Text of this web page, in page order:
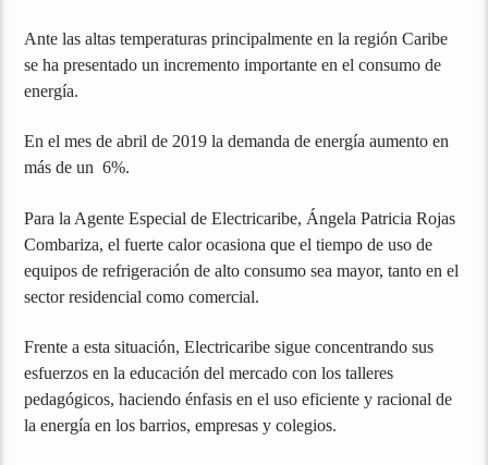
Ante las altas temperaturas principalmente en la región Caribe
se ha presentado un incremento importante en el consumo de
energía.
En el mes de abril de 2019 la demanda de energía aumento en
más de un 6%.
Para la Agente Especial de Electricaribe, Ángela Patricia Rojas
Combariza, el fuerte calor ocasiona que el tiempo de uso de
equipos de refrigeración de alto consumo sea mayor, tanto en el
sector residencial como comercial.
Frente a esta situación, Electricaribe sigue concentrando sus
esfuerzos en la educación del mercado con los talleres
pedagógicos, haciendo énfasis en el uso eficiente y racional de
la energía en los barrios, empresas y colegios.